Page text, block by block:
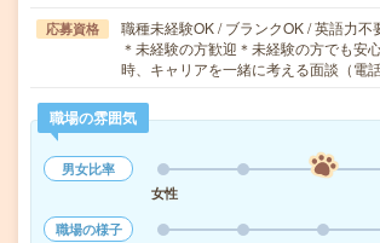
応募資格
職種未経験OK / ブランクOK / 英語力不
＊未経験の方歓迎＊未経験の方でも安
時、キャリアを一緒に考える面談（電
職場の雰囲気
男女比率
女性
職場の様子